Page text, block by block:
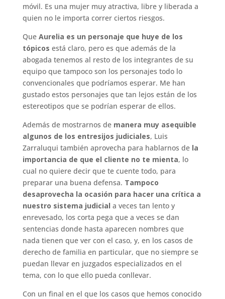
móvil. Es una mujer muy atractiva, libre y liberada a
quien no le importa correr ciertos riesgos.
Que Aurelia es un personaje que huye de los
tópicos está claro, pero es que además de la
abogada tenemos al resto de los integrantes de su
equipo que tampoco son los personajes todo lo
convencionales que podríamos esperar. Me han
gustado estos personajes que tan lejos están de los
estereotipos que se podrían esperar de ellos.
Además de mostrarnos de manera muy asequible
algunos de los entresijos judiciales, Luis
Zarraluqui también aprovecha para hablarnos dela
importancia de que el cliente no te mienta, lo
cual no quiere decir que te cuente todo, para
preparar una buena defensa. Tampoco
desaprovecha la ocasión para hacer una crítica a
nuestro sistema judicial a veces tan lento y
enrevesado, los corta pega que a veces se dan
sentencias donde hasta aparecen nombres que
nada tienen que ver con el caso, y, en los casos de
derecho de familia en particular, que no siempre se
puedan llevar en juzgados especializados en el
tema, con lo que ello pueda conllevar.
Con un final en el que los casos que hemos conocido